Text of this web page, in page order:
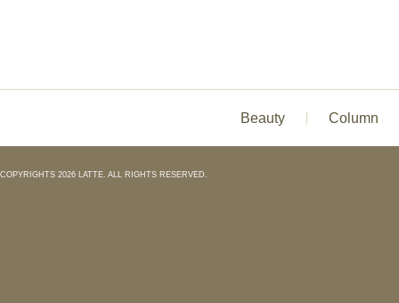
Beauty Column
COPYRIGHTS 2026 LATTE. ALL RIGHTS RESERVED.